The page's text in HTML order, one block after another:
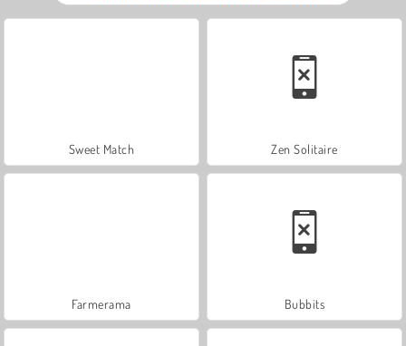
Sweet Match Zen Solitaire
Farmerama Bubbits